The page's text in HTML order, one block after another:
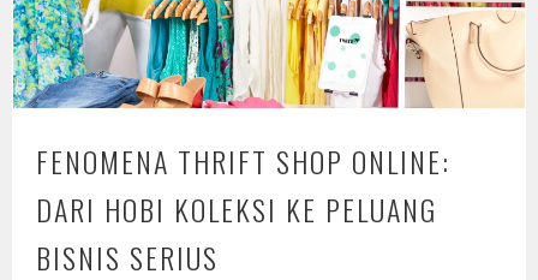
FENOMENA THRIFT SHOP ONLINE:
DARI HOBI KOLEKSI KE PELUANG
BISNIS SERIUS